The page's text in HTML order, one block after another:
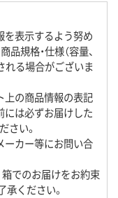
を表示するよう努め
規格・仕様（容量、
れる場合がございま
上の商品情報の表記
には必ずお届けした
さい。
ーカー等にお問い合
箱でのお届けをお約束
ください。